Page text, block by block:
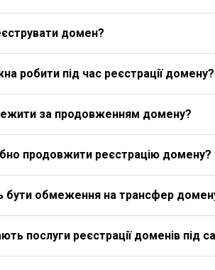
домен?
робити під час реєстрації домену?
за продовженням домену?
продовжити реєстрацію домену?
бути обмеження на трансфер
послуги реєстрації доменів під